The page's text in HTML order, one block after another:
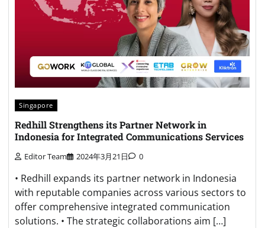
Singapore
Redhill Strengthens its Partner Network in
Indonesia for Integrated Communications Services
Editor Team 2024年3月21日 0
• Redhill expands its partner network in Indonesia
with reputable companies across various sectors to
offer comprehensive integrated communication
solutions. • The strategic collaborations aim […]